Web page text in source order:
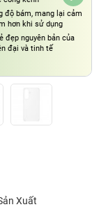
độ bám, mang lại cảm
hơn khi sử dụng
đẹp nguyên bản của
đại và tinh tế
Xuất